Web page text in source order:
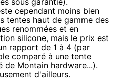
cependant moins bien
tentes haut de gamme des
renommées et en
silicone, mais le prix est
rapport de 1 à 4 (par
comparé à une tente
de Montain hardware...).
d'ailleurs.